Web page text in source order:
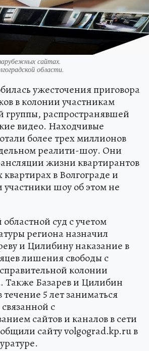
сайтах.
области.
ужесточения приговора
в колонии участникам
группы, распространявшей
видео. Находчивые
более трех миллионов
реалити-шоу. Они
жизни квартирантов
в Волгограде и
шоу об этом не
суд с учетом
региона назначил
и Цилибину наказание в
лишения свободы с
колонии
Также Базарев и Цилибин
5 лет заниматься
с
сайтов и каналов в сети
сайту volgograd.kp.ru в